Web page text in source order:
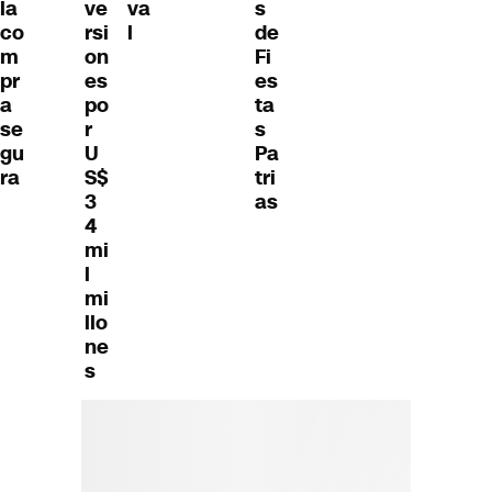
la
co
m
pr
a
se
gu
ra
ve
rsi
on
es
po
r
U
S$
3
4
mi
l
mi
llo
ne
s
va
l
s
de
Fi
es
ta
s
Pa
tri
as